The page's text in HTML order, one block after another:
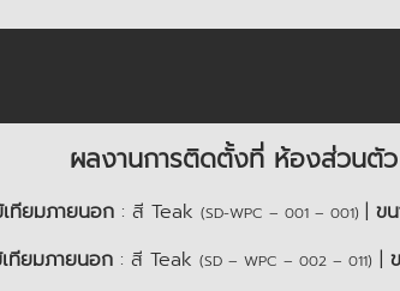
ผลงานการติดตั้งที่ ห้องส่วนตั
ทียมภายนอก : สี Teak (SD-WPC – 001 – 001) | ข
ทียมภายนอก : สี Teak (SD – WPC – 002 – 011) |